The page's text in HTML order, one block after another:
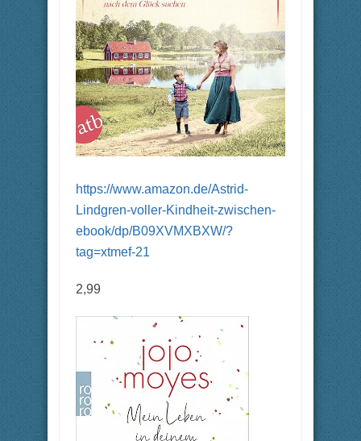
https://www.amazon.de/Astrid-
Lindgren-voller-Kindheit-zwischen-
ebook/dp/B09XVMXBXW/?
tag=xtmef-21
2,99